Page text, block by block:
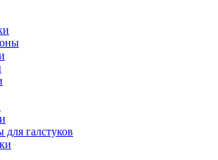
галстуков